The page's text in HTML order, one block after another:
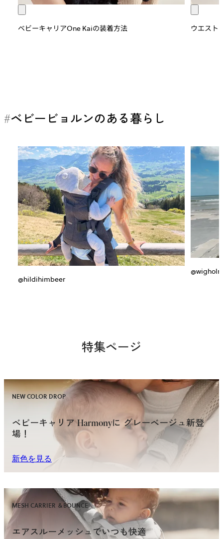
ベビーキャリアOne Kaiの装着方法 ウエスト
#ベビービョルンのある暮らし
@hildihimbeer
特集ページ
ベビーキャリア Harmonyに グレーベージュ新登
場！
NEW COLOR DROP
新色を見る
エアスルーメッシュでいつも快適
MESH CARRIER ＆BOUNCE